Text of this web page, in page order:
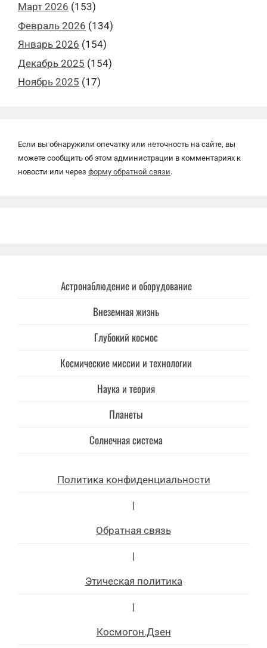
Март 2026 (153)
Февраль 2026 (134)
Январь 2026 (154)
Декабрь 2025 (154)
Ноябрь 2025 (17)
Если вы обнаружили опечатку или неточность на сайте, вы
можете сообщить об этом администрации в комментариях к
новости или через форму обратной связи.
Астронаблюдение и оборудование
Внеземная жизнь
Глубокий космос
Космические миссии и технологии
Наука и теория
Планеты
Солнечная система
Политика конфиденциальности
|
Обратная связь
|
Этическая политика
|
Космогон.Дзен